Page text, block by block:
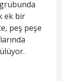
ek bir
peş peşe